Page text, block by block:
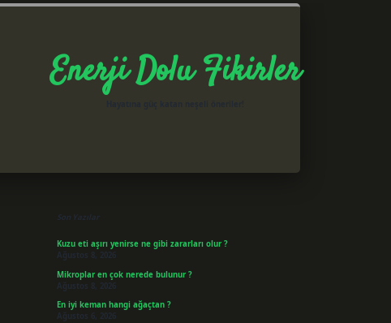
Enerji Dolu Fikirler
Son Yazılar
Kuzu eti aşırı yenirse ne gibi zararları olur ?
Ağustos 8, 2026
Mikroplar en çok nerede bulunur ?
Ağustos 8, 2026
En iyi keman hangi ağaçtan ?
Ağustos 6, 2026